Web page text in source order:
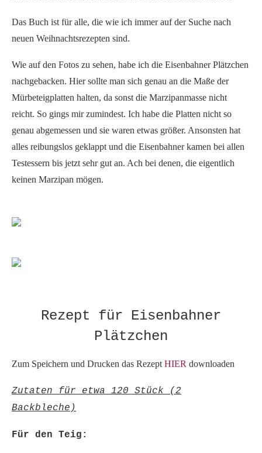
Das Buch ist für alle, die wie ich immer auf der Suche nach
neuen Weihnachtsrezepten sind.
Wie auf den Fotos zu sehen, habe ich die Eisenbahner Plätzchen
nachgebacken. Hier sollte man sich genau an die Maße der
Mürbeteigplatten halten, da sonst die Marzipanmasse nicht
reicht. So gings mir zumindest. Ich habe die Platten nicht so
genau abgemessen und sie waren etwas größer. Ansonsten hat
alles reibungslos geklappt und die Eisenbahner kamen bei allen
Testessern bis jetzt sehr gut an. Ach bei denen, die eigentlich
keinen Marzipan mögen.
Rezept für Eisenbahner
Plätzchen
Zum Speichern und Drucken das Rezept HIER downloaden
Zutaten für etwa 120 Stück (2
Backbleche)
Für den Teig: